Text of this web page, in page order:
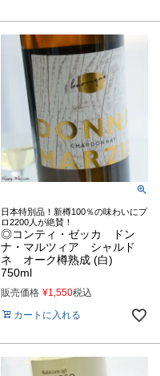
日本特別品！新樽100％の味わいにプ
ロ2200人が絶賛！
◎コンティ・ゼッカ ドン
ナ・マルツィア シャルド
ネ オーク樽熟成 (白)
750ml
販売価格 ¥1,550税込
カートに入れる